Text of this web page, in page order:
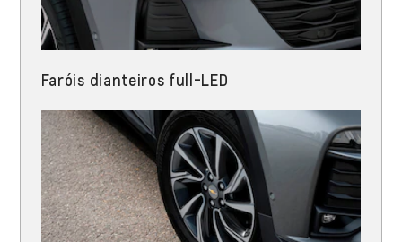
Faróis dianteiros full-LED​